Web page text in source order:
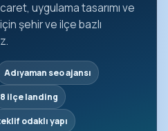
uygulama tasarımı ve
şehir ve ilçe bazlı
Adıyaman seo ajansı
8 ilçe landing
odaklı yapı